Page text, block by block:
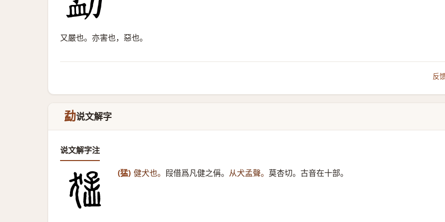
又嚴也。亦害也，惡也。
反
勐说文解字
说文解字注
(猛) 健犬也。 叚借爲凡健之偁。 从犬孟聲。 莫杏切。古音在十部。